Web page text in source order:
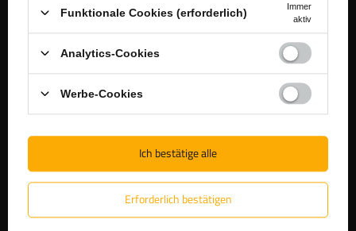
UNITRAILER Sp. z o.o.
Funktionale Cookies (erforderlich)
Immer
aktiv
Analytics-Cookies
Werbe-Cookies
Erforderlich bestätigen
Ich bestätige alle